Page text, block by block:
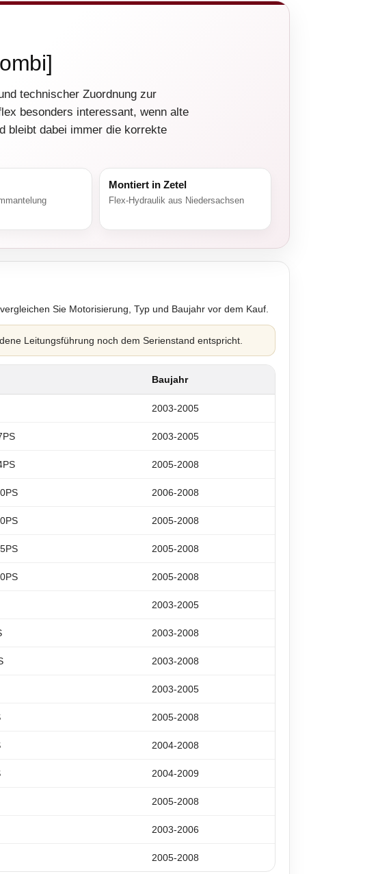
technischer Zuordnung zur
besonders interessant, wenn alte
bleibt dabei immer die korrekte
Montiert in Zetel
Flex-Hydraulik aus Niedersachsen
Sie Motorisierung, Typ und Baujahr vor dem Kauf.
Leitungsführung noch dem Serienstand entspricht.
Baujahr
2003-2005
2003-2005
2005-2008
2006-2008
2005-2008
2005-2008
2005-2008
2003-2005
2003-2008
2003-2008
2003-2005
2005-2008
2004-2008
2004-2009
2005-2008
2003-2006
2005-2008